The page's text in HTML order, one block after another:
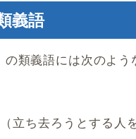
義語
の類義語には次のよう
立ち去ろうとする人